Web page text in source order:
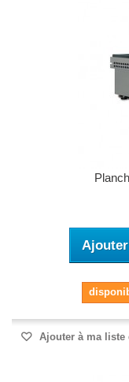
Ajouter à ma liste